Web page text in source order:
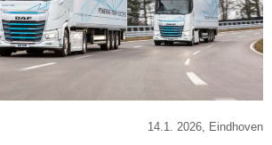
14.1. 2026, Eindhoven